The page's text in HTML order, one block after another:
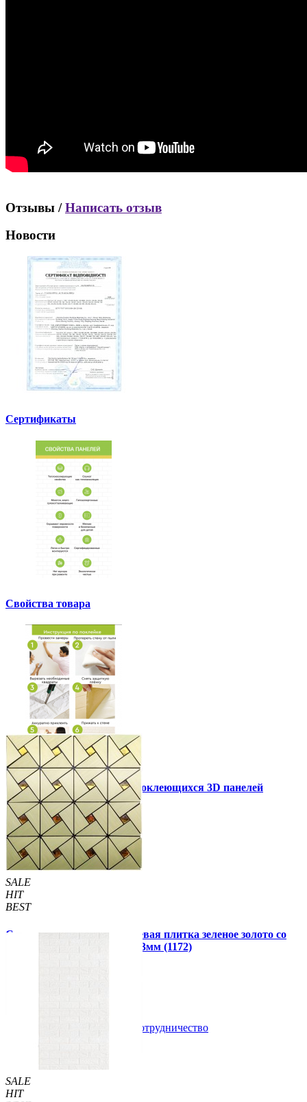
Отзывы /Написать отзыв
Новости
Сертификаты
Свойства товара
Инструкция установки самоклеющихся 3D панелей
Другие так же купили
SALE
HIT
BEST
Самоклеющаяся алюминиевая плитка зеленое золото со
стразами мозаика 300х300х3мм (1172)
В закладки Сотрудничество
SALE
HIT